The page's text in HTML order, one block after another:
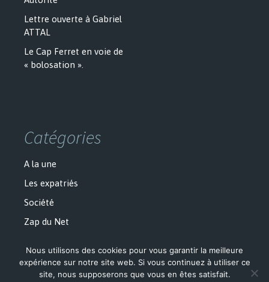
Lettre ouverte à Gabriel
ATTAL
Le Cap Ferret en voie de
« bolosation ».
Catégories
A la une
Les expatriés
Société
Zap du Net
Nous utilisons des cookies pour vous garantir la meilleure
expérience sur notre site web. Si vous continuez à utiliser ce
site, nous supposerons que vous en êtes satisfait.